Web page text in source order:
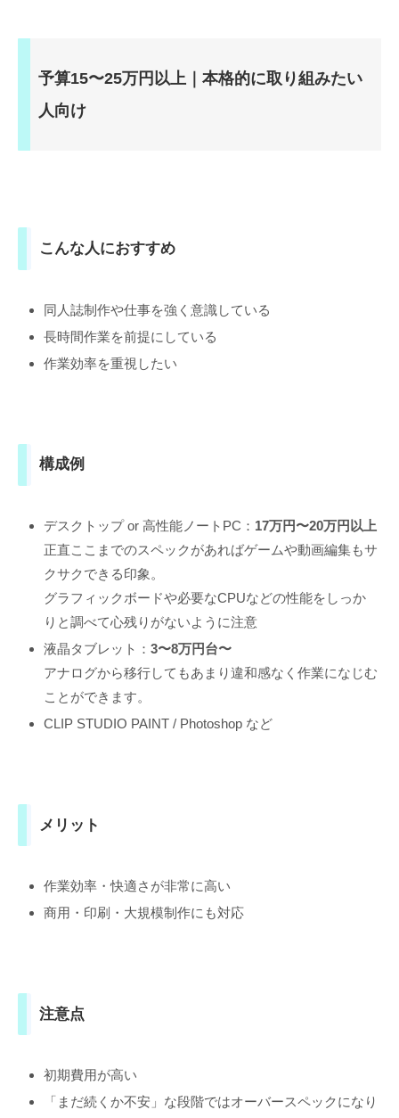
予算15〜25万円以上｜本格的に取り組みたい
人向け
こんな人におすすめ
同人誌制作や仕事を強く意識している
長時間作業を前提にしている
作業効率を重視したい
構成例
デスクトップ or 高性能ノートPC： 17万円〜20万円以上
正直ここまでのスペックがあればゲームや動画編集もサ
クサクできる印象。
グラフィックボードや必要なCPUなどの性能をしっか
りと調べて心残りがないように注意
液晶タブレット： 3〜8万円台〜
アナログから移行してもあまり違和感なく作業になじむ
ことができます。
CLIP STUDIO PAINT / Photoshop など
メリット
作業効率・快適さが非常に高い
商用・印刷・大規模制作にも対応
注意点
初期費用が高い
「まだ続くか不安」な段階ではオーバースペックになり